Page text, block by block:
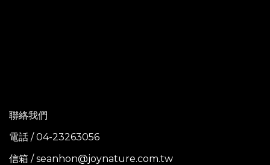
聯絡我們
電話 / 04-23263056
信箱 / seanhon@joynature.com.tw